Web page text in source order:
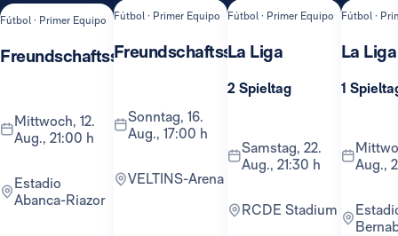
Fútbol · Primer Equipo
Freundschaftsspiel
Mittwoch, 12.
Aug., 21:00 h
Estadio
Abanca-Riazor
Fútbol · Primer Equipo
Freundschaftsspiel
Sonntag, 16.
Aug., 17:00 h
VELTINS-Arena
Fútbol · Primer Equipo
La Liga
2 Spieltag
Samstag, 22.
Aug., 21:30 h
RCDE Stadium
Fútbol ·
La Liga
1
Mittwoch, 26.
Aug.,
Estadio